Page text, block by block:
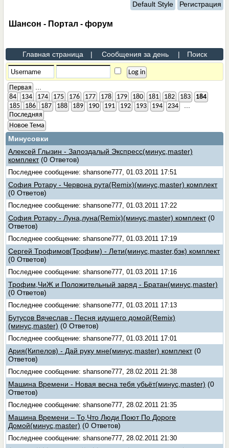
Default Style Регистрация
Шансон - Портал - форум
Главная страница | Сообщения за день | Поиск
Первая
84 134 174 175 176 177 178 179 180 181 182 183
184
185
186 187 188 189 190 191 192 193 194 234
Последняя
Новое Тема
Минусовки
Алексей Глызин - Запоздалый Экспресс(минус,master)
комплект (0 Ответов)
Последнее сообщение: shansone777, 01.03.2011 17:51
София Ротару - Червона рута(Remix)(минус,master) комплект
(0 Ответов)
Последнее сообщение: shansone777, 01.03.2011 17:22
София Ротару - Луна,луна(Remix)(минус,master) комплект (0
Ответов)
Последнее сообщение: shansone777, 01.03.2011 17:19
Сергей Трофимов(Трофим) - Лети(минус,master,бэк) комплект
(0 Ответов)
Последнее сообщение: shansone777, 01.03.2011 17:16
Трофим,ЧиЖ и Положительный заряд - Братан(минус,master)
(0 Ответов)
Последнее сообщение: shansone777, 01.03.2011 17:13
Бутусов Вячеслав - Песня идущего домой(Remix)
(минус,master) (0 Ответов)
Последнее сообщение: shansone777, 01.03.2011 17:01
Ария(Кипелов) - Дай руку мне(минус,master) комплект (0
Ответов)
Последнее сообщение: shansone777, 28.02.2011 21:38
Машина Времени - Новая весна тебя убьёт(минус,master) (0
Ответов)
Последнее сообщение: shansone777, 28.02.2011 21:35
Машина Времени – То,Что Люди Поют По Дороге
Домой(минус,master) (0 Ответов)
Последнее сообщение: shansone777, 28.02.2011 21:30